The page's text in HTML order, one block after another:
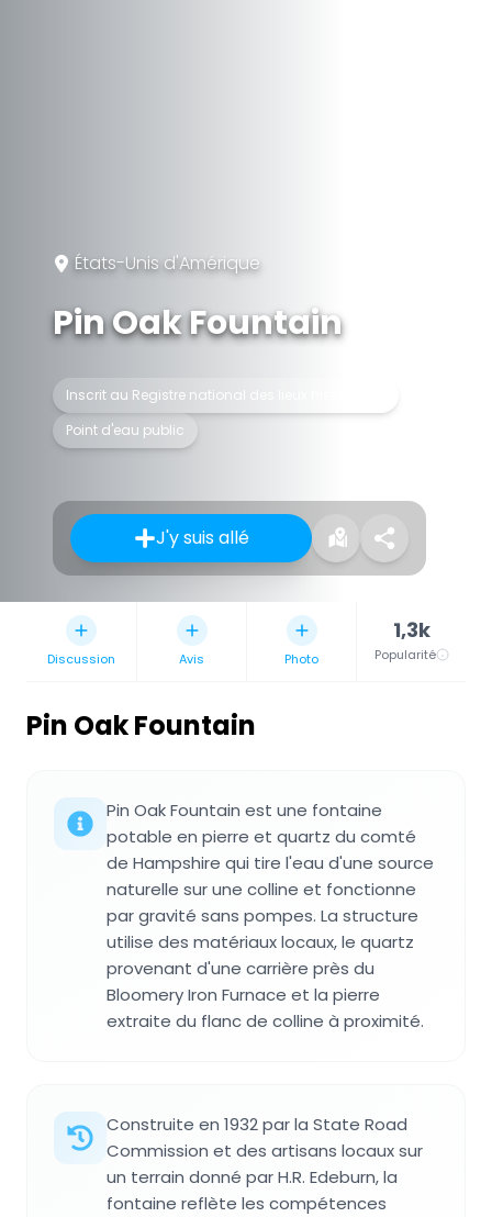
États-Unis d'Amérique
Pin Oak Fountain
Inscrit au Registre national des lieux historiques
Point d'eau public
J'y suis allé
Discussion Avis Photo
1,3k
Popularité
Pin Oak Fountain
Pin Oak Fountain est une fontaine
potable en pierre et quartz du comté
de Hampshire qui tire l'eau d'une source
naturelle sur une colline et fonctionne
par gravité sans pompes. La structure
utilise des matériaux locaux, le quartz
provenant d'une carrière près du
Bloomery Iron Furnace et la pierre
extraite du flanc de colline à proximité.
Construite en 1932 par la State Road
Commission et des artisans locaux sur
un terrain donné par H.R. Edeburn, la
fontaine reflète les compétences